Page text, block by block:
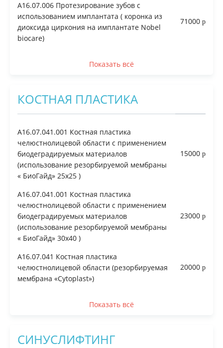
A16.07.006 Протезирование зубов с
использованием имплантата ( коронка из
диоксида циркония на имплантате Nobel
biocare)
71000
Показать всё
КОСТНАЯ ПЛАСТИКА
A16.07.041.001 Костная пластика
челюстнолицевой области с применением
биодеградируемых материалов
(использование резорбируемой мембраны
« БиоГайд» 25х25 )
15000
A16.07.041.001 Костная пластика
челюстнолицевой области с применением
биодеградируемых материалов
(использование резорбируемой мембраны
« БиоГайд» 30х40 )
23000
A16.07.041 Костная пластика
челюстнолицевой области (резорбируемая
мембрана «Cytoplast»)
20000
Показать всё
СИНУСЛИФТИНГ